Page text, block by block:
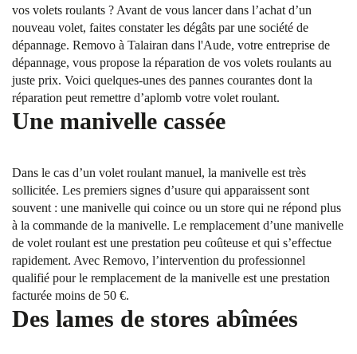
vos volets roulants ? Avant de vous lancer dans l’achat d’un
nouveau volet, faites constater les dégâts par une société de
dépannage. Removo à Talairan dans l'Aude, votre entreprise de
dépannage, vous propose la réparation de vos volets roulants au
juste prix. Voici quelques-unes des pannes courantes dont la
réparation peut remettre d’aplomb votre volet roulant.
Une manivelle cassée
Dans le cas d’un volet roulant manuel, la manivelle est très
sollicitée. Les premiers signes d’usure qui apparaissent sont
souvent : une manivelle qui coince ou un store qui ne répond plus
à la commande de la manivelle. Le remplacement d’une manivelle
de volet roulant est une prestation peu coûteuse et qui s’effectue
rapidement. Avec Removo, l’intervention du professionnel
qualifié pour le remplacement de la manivelle est une prestation
facturée moins de 50 €.
Des lames de stores abîmées